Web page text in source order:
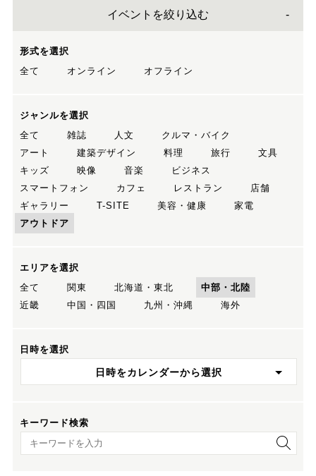
イベントを絞り込む
形式を選択
全て
オンライン オフライン
ジャンルを選択
全て
雑誌 人文
クルマ・バイク
アート
建築デザイン 料理 旅行
文具
キッズ
映像 音楽
ビジネス
スマートフォン
カフェ レストラン
店舗
ギャラリー
T-SITE 美容・健康
家電
アウトドア
エリアを選択
全て
関東 北海道・東北
中部・北陸
近畿
中国・四国 九州・沖縄 海外
日時を選択
日時をカレンダーから選択
キーワード検索
キーワード検索